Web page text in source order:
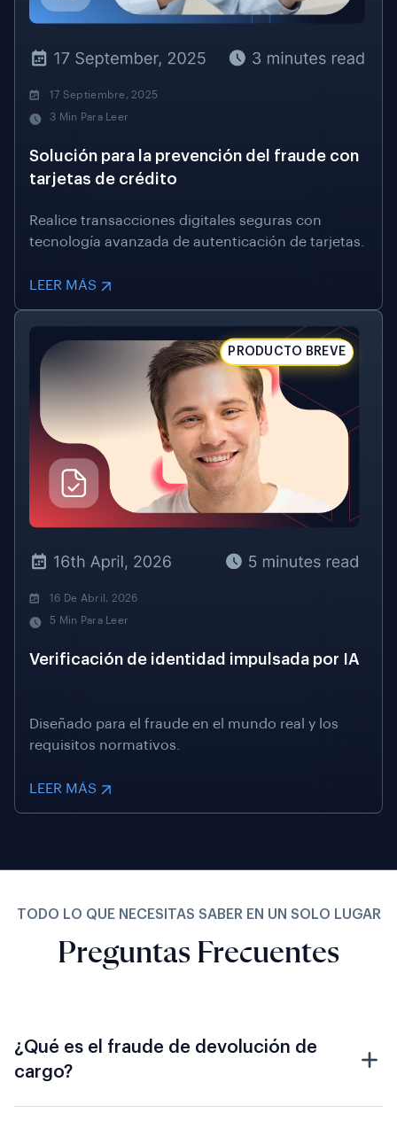
17 Septiembre, 2025
3 Min Para Leer
Solución para la prevención del fraude con
tarjetas de crédito
Realice transacciones digitales seguras con
tecnología avanzada de autenticación de tarjetas.
LEER MÁS
16 De Abril, 2026
5 Min Para Leer
Verificación de identidad impulsada por IA
Diseñado para el fraude en el mundo real y los
requisitos normativos.
PRODUCTO BREVE
LEER MÁS
TODO LO QUE NECESITAS SABER EN UN SOLO LUGAR
Preguntas Frecuentes
¿Qué es el fraude de devolución de
cargo?